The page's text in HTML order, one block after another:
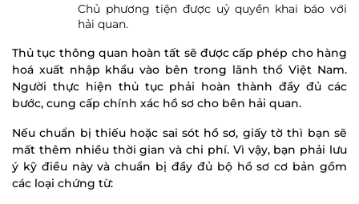
Chủ phương tiện được uỷ quyền khai báo với
hải quan.
Thủ tục thông quan hoàn tất sẽ được cấp phép cho hàng
hoá xuất nhập khẩu vào bên trong lãnh thổ Việt Nam.
Người thực hiện thủ tục phải hoàn thành đầy đủ các
bước, cung cấp chính xác hồ sơ cho bên hải quan.
Nếu chuẩn bị thiếu hoặc sai sót hồ sơ, giấy tờ thì bạn sẽ
mất thêm nhiều thời gian và chi phí. Vì vậy, bạn phải lưu
ý kỹ điều này và chuẩn bị đầy đủ bộ hồ sơ cơ bản gồm
các loại chứng từ: